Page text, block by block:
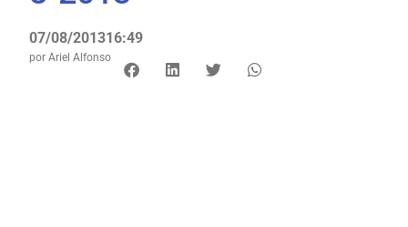
07/08/201316:49
por Ariel Alfonso